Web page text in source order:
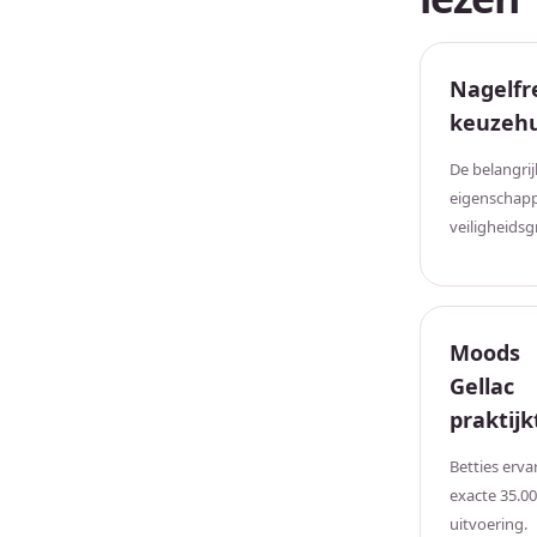
De
Moods
Gellac
Betties
exacte
uitvoering.